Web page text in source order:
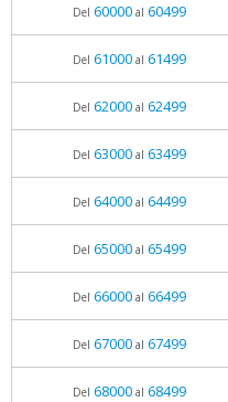
Del 60000al 60499
Del 61000al 61499
Del 62000al 62499
Del 63000al 63499
Del 64000al 64499
Del 65000al 65499
Del 66000al 66499
Del 67000al 67499
Del 68000al 68499